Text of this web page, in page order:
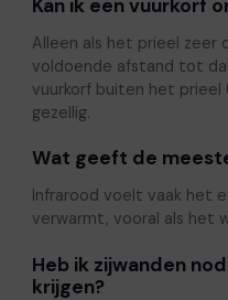
Kan ik een vuurkorf
Alleen als het prieel zeer
voldoende afstand tot
vuurkorf buiten het
gezellig.
Wat geeft de
Infrarood voelt vaak het
verwarmt, vooral als het
Heb ik zijwanden
krijgen?